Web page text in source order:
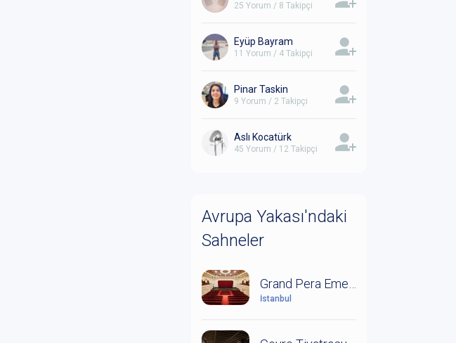
25 Yorum / 8 Takipçi
Eyüp Bayram
11 Yorum / 4 Takipçi
Pinar Taskin
9 Yorum / 2 Takipçi
Aslı Kocatürk
45 Yorum / 12 Takipçi
Avrupa Yakası'ndaki
Sahneler
İstanbul